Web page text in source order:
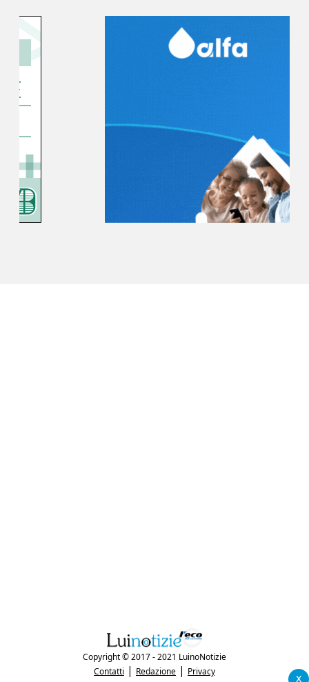
x
Copyright © 2017 - 2021 LuinoNotizie
Contatti | Redazione | Privacy